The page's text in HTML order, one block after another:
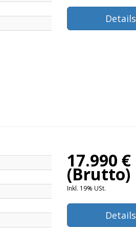
Details
17.990 €
(Brutto)
Inkl. 19% USt.
Details